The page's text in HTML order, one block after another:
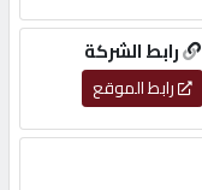
رابط الشركة
رابط الموقع